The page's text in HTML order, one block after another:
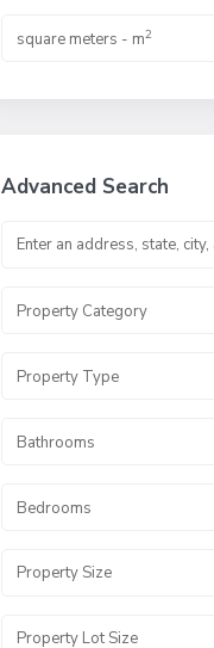
square meters - m2
Advanced Search
Property Category
Property Type
Bathrooms
Bedrooms